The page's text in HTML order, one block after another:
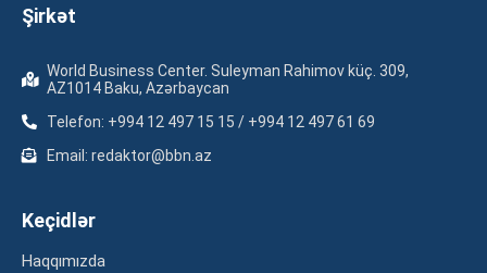
Şirkət
World Business Center. Suleyman Rahimov küç. 309,
AZ1014 Baku, Azərbaycan
Telefon: +994 12 497 15 15 / +994 12 497 61 69
Email: redaktor@bbn.az
Keçidlər
Haqqımızda